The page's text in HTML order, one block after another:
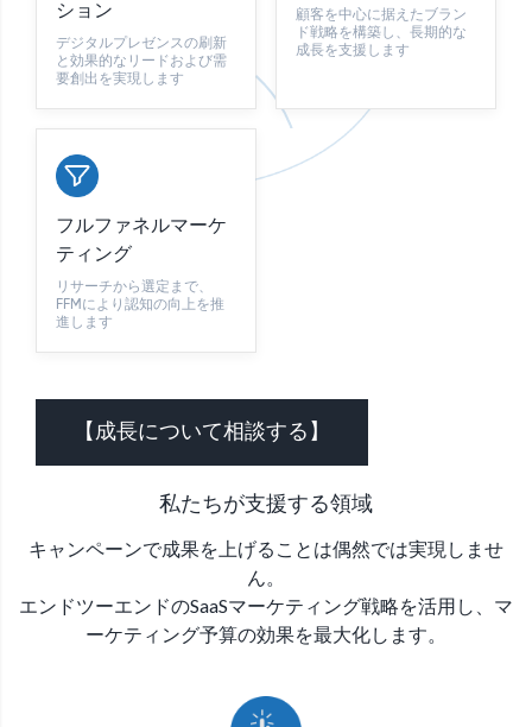
ション
デジタルプレゼンスの刷新
と効果的なリードおよび需
要創出を実現します
顧客を中心に据えたブラン
ド戦略を構築し、長期的な
成長を支援します
フルファネルマーケ
ティング
リサーチから選定まで、
FFMにより認知の向上を推
進します
【成長について相談する】
私たちが支援する領域
キャンペーンで成果を上げることは偶然では実現しませ
ん。
エンドツーエンドのSaaSマーケティング戦略を活用し、マ
ーケティング予算の効果を最大化します。